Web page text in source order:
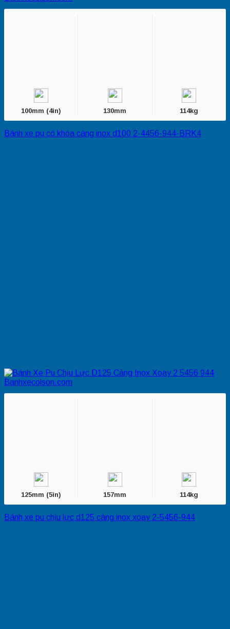
100mm (4in) 130mm 114kg
Bánh xe pu có khóa càng inox d100 2-4456-944-BRK4
125mm (5in) 157mm 114kg
Bánh xe pu chịu lực d125 càng inox xoay 2-5456-944